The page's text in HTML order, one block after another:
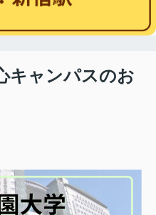
キャンパスのお